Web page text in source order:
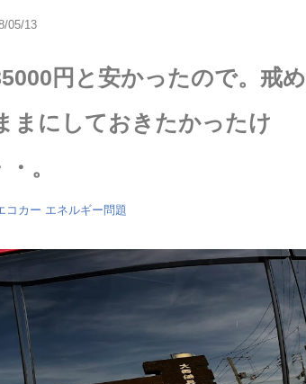
05/13
円と安かったので。戒め
まにしておきたかったけ
。
コカー エネルギー問題